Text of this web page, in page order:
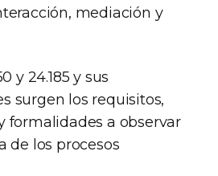
mediación y
y 24.185 y sus
surgen los requisitos,
formalidades a observar
de los procesos